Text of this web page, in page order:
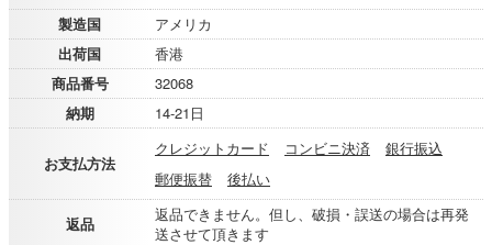
製造国
アメリカ
出荷国
香港
商品番号
32068
納期
14-21日
お支払方法
クレジットカード コンビニ決済
銀行振込
郵便振替
後払い
返品
返品できません。但し、破損・誤送の場合は再発
送させて頂きます